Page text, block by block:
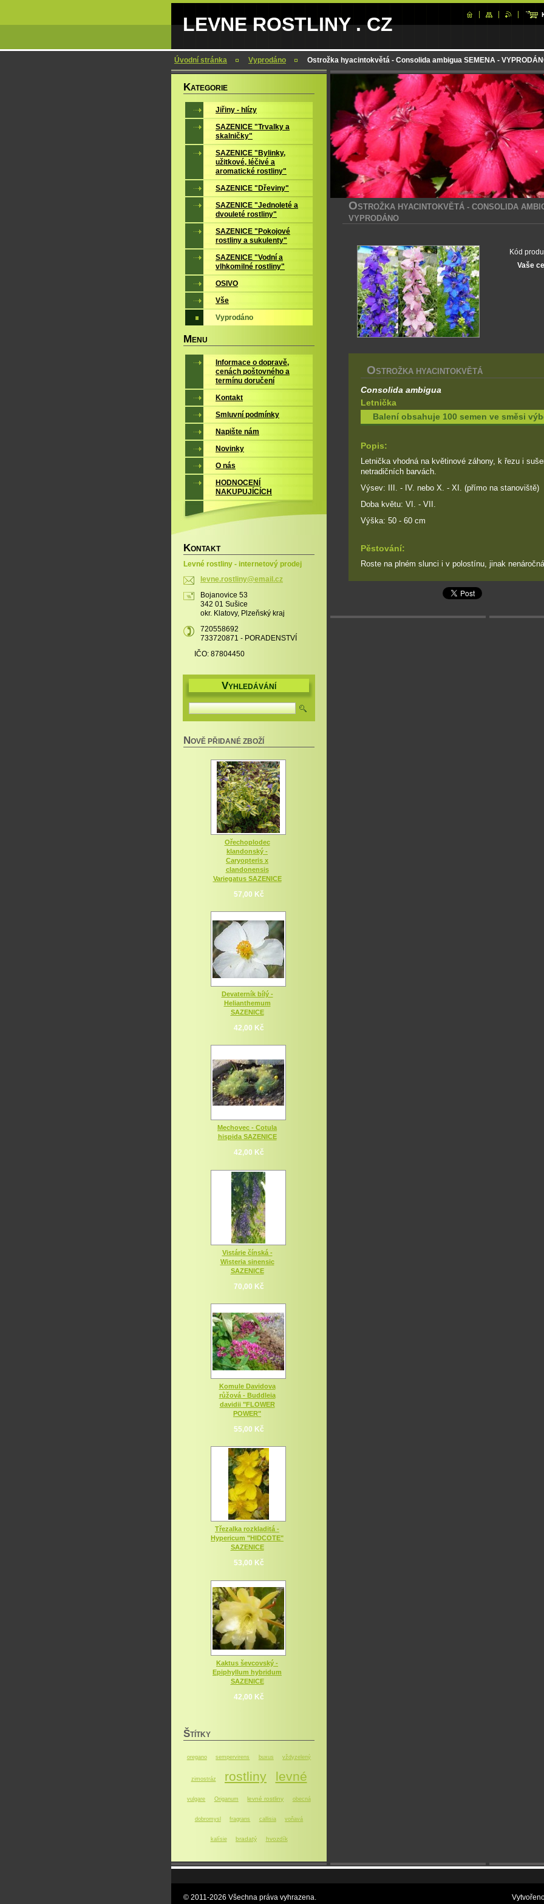
LEVNE ROSTLINY . CZ
Úvodní stránka Vyprodáno Ostrožka hyacintokvětá - Consolida ambigua SEMENA -
OSTROŽKA HYACINTOKVĚTÁ - CONSOLIDA
VYPRODÁNO
Kód
Vaše
OSTROŽKA HYACINTOKVĚTÁ
Consolida ambigua
Letnička
Balení obsahuje 100 semen ve směsi
Popis:
Letnička vhodná na květinové záhony, k řezu i
netradičních barvách.
Výsev: III. - IV. nebo X. - XI. (přímo na stanoviště)
Doba květu: VI. - VII.
Výška: 50 - 60 cm
Pěstování:
Roste na plném slunci i v polostínu, jinak
KATEGORIE
Jiřiny - hlízy
SAZENICE "Trvalky a
skalničky"
SAZENICE "Bylinky,
užitkové, léčivé a
aromatické rostliny"
SAZENICE "Dřeviny"
SAZENICE "Jednoleté a
dvouleté rostliny"
SAZENICE "Pokojové
rostliny a sukulenty"
SAZENICE "Vodní a
vlhkomilné rostliny"
OSIVO
Vše
Vyprodáno
M ENU
Informace o dopravě,
cenách poštovného a
termínu doručení
Kontakt
Smluvní podmínky
Napište nám
Novinky
O nás
HODNOCENÍ
NAKUPUJÍCÍCH
KONTAKT
Levné rostliny - internetový prodej
levne.rostliny@email.cz
Bojanovice 53
342 01 Sušice
okr. Klatovy, Plzeňský kraj
720558692
733720871 - PORADENSTVÍ
IČO: 87804450
VYHLEDÁVÁNÍ
NOVĚ PŘIDANÉ ZBOŽÍ
Ořechoplodec
klandonský -
Caryopteris x
clandonensis
Variegatus SAZENICE
57,00 Kč
Devaterník bílý -
Helianthemum
SAZENICE
42,00 Kč
Mechovec - Cotula
hispida SAZENICE
42,00 Kč
Vistárie čínská -
Wisteria sinensic
SAZENICE
70,00 Kč
Komule Davidova
růžová - Buddleia
davidii "FLOWER
POWER"
55,00 Kč
Třezalka rozkladitá -
Hypericum "HIDCOTE"
SAZENICE
53,00 Kč
Kaktus ševcovský -
Epiphyllum hybridum
SAZENICE
42,00 Kč
ŠTÍTKY
oregano sempervirens buxus vždyzelený
zimostráz rostliny levné
vulgare Origanum levné rostliny obecná
dobromysl fragrans callisia voňavá
kalísie bradatý hvozdík
© 2011-2026 Všechna práva vyhrazena.